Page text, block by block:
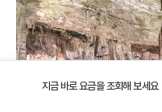
지금 바로 요금을 조회해 보세요